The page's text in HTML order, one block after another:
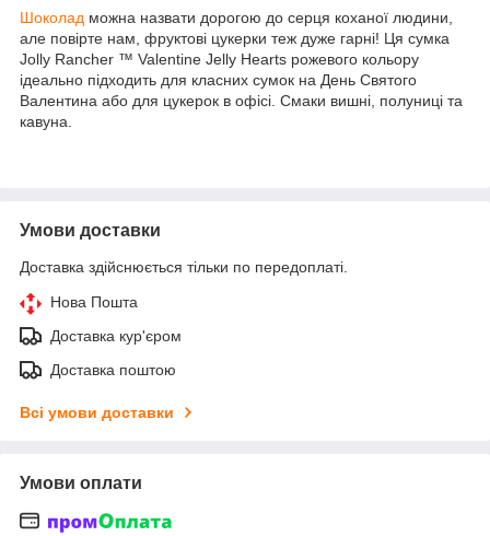
Шоколад можна назвати дорогою до серця коханої людини,
але повірте нам, фруктові цукерки теж дуже гарні! Ця сумка
Jolly Rancher ™ Valentine Jelly Hearts рожевого кольору
ідеально підходить для класних сумок на День Святого
Валентина або для цукерок в офісі. Смаки вишні, полуниці та
кавуна.
Умови доставки
Доставка здійснюється тільки по передоплаті.
Нова Пошта
Доставка кур'єром
Доставка поштою
Всі умови доставки
Умови оплати